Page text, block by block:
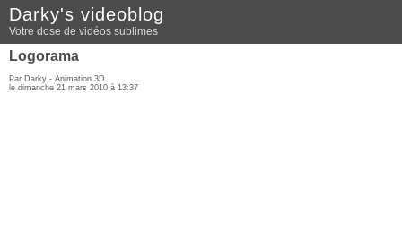
Darky's videoblog
Votre dose de vidéos sublimes
Logorama
Par Darky - Animation 3D
le dimanche 21 mars 2010 à 13:37